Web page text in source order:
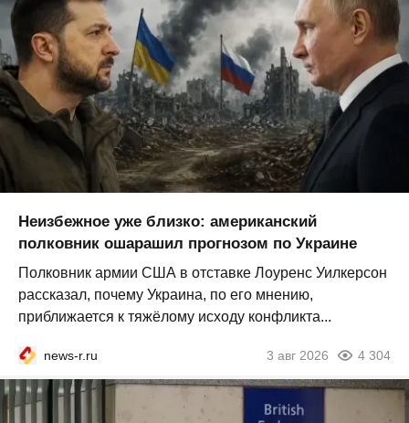
Неизбежное уже близко: американский
полковник ошарашил прогнозом по Украине
Полковник армии США в отставке Лоуренс Уилкерсон
рассказал, почему Украина, по его мнению,
приближается к тяжёлому исходу конфликта...
news-r.ru 3 авг 2026 4 304